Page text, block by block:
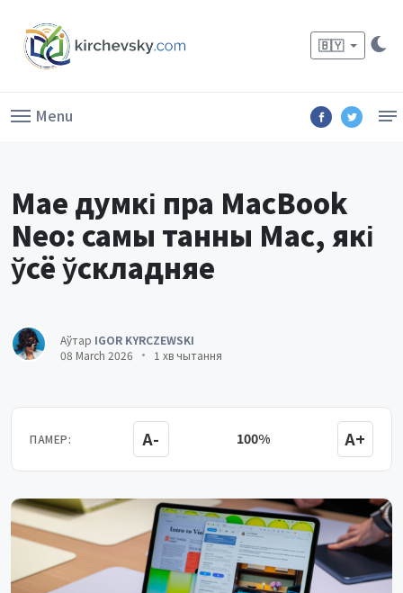
🇧🇾
Menu
Мае думкі пра MacBook
Neo: самы танны Mac, які
ўсё ўскладняе
Аўтар IGOR KYRCZEWSKI
08 March 2026
1 хв чытання
ПАМЕР: A- 100% A+